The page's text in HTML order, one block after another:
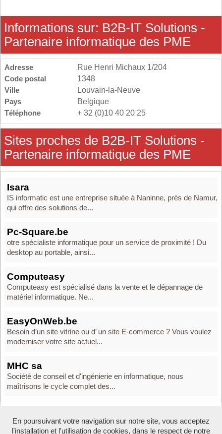
Informations sur: B2B-IT Solutions -
Partenaire informatique des PME
Adresse
Rue Henri Michaux 1/204
Code postal
1348
Ville
Louvain-la-Neuve
Pays
Belgique
Téléphone
+ 32 (0)10 40 20 25
Sites proches de B2B-IT Solutions -
Partenaire informatique des PME
Isara
IS informatic est une entreprise située à Naninne, près de Namur,
qui offre des solutions de...
Pc-Square.be
otre spécialiste informatique pour un service de proximité ! Du
desktop au portable, ainsi...
Computeasy
Computeasy est spécialisé dans la vente et le dépannage de
matériel informatique. Ne...
EasyOnWeb.be
Besoin d’un site vitrine ou d’ un site E-commerce ? Vous voulez
moderniser votre site actuel...
MHC sa
Société de conseil et d'ingénierie en informatique, nous
maîtrisons le cycle complet des...
Boosté par Arfooo 2.02 - © 2007 - 2026 -Contact -
En poursuivant votre navigation sur notre site, vous acceptez
l'installation et l'utilisation de cookies, dans le respect de notre